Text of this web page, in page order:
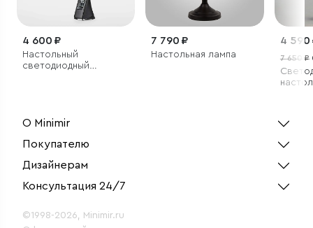
4 600 ₽
Настольный
светодиодный
7 790 ₽
Настольная лампа
4 590
7 650 ₽
О Minimir
Покупателю
Дизайнерам
Консультация 24/7
©1998-2026, Minimir.ru